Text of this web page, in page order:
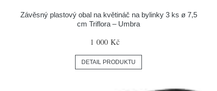
Závěsný plastový obal na květináč na bylinky 3 ks ø 7,5
cm Triflora – Umbra
1 000 Kč
DETAIL PRODUKTU